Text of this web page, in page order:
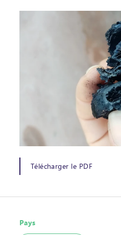
Télécharger le PDF
Pays